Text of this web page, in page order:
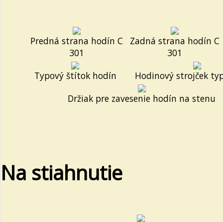
Predná strana hodín C
301
Zadná strana hodín C
301
Typový štítok hodín
Hodinový strojček
Držiak pre zavesenie hodín na stenu
Na stiahnutie